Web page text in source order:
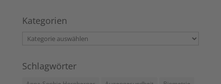
Kategorien
Kategorien
Schlagwörter